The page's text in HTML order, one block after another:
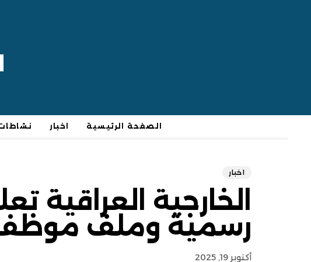
الصفحة الرئيسية اخبار
اخبار
الخارجية العراقية
رسمية وملف
أكتوبر 19, 2025